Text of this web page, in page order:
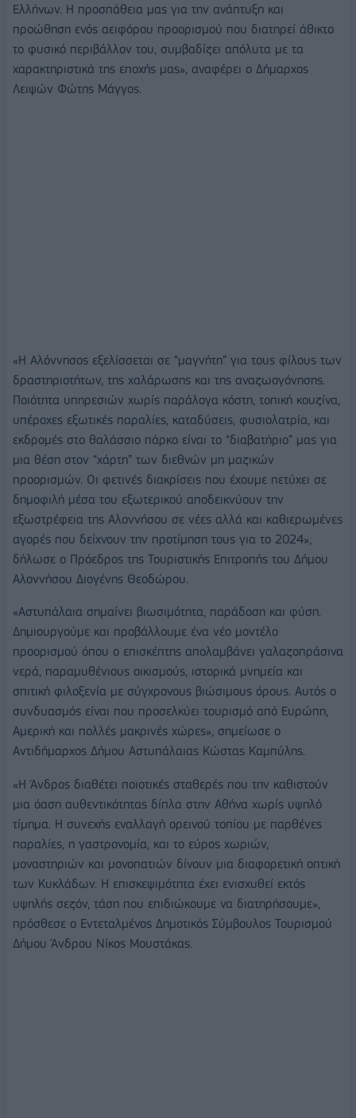
Ελλήνων. Η προσπάθεια μας για την ανάπτυξη και
προώθηση ενός αειφόρου προορισμού που διατηρεί άθικτο
το φυσικό περιβάλλον του, συμβαδίζει απόλυτα με τα
χαρακτηριστικά της εποχής μας», αναφέρει ο Δήμαρχος
Λειψών Φώτης Μάγγος.
«Η Αλόννησος εξελίσσεται σε “μαγνήτη” για τους φίλους των
δραστηριοτήτων, της χαλάρωσης και της αναζωογόνησης.
Ποιότητα υπηρεσιών χωρίς παράλογα κόστη, τοπική κουζίνα,
υπέροχες εξωτικές παραλίες, καταδύσεις, φυσιολατρία, και
εκδρομές στο θαλάσσιο πάρκο είναι το “διαβατήριο” μας για
μια θέση στον “χάρτη” των διεθνών μη μαζικών
προορισμών. Οι φετινές διακρίσεις που έχουμε πετύχει σε
δημοφιλή μέσα του εξωτερικού αποδεικνύουν την
εξωστρέφεια της Αλοννήσου σε νέες αλλά και καθιερωμένες
αγορές που δείχνουν την προτίμηση τους για το 2024»,
δήλωσε ο Πρόεδρος της Τουριστικής Επιτροπής του Δήμου
Αλοννήσου Διογένης Θεοδώρου.
«Αστυπάλαια σημαίνει βιωσιμότητα, παράδοση και φύση.
Δημιουργούμε και προβάλλουμε ένα νέο μοντέλο
προορισμού όπου ο επισκέπτης απολαμβάνει γαλαζοπράσινα
νερά, παραμυθένιους οικισμούς, ιστορικά μνημεία και
σπιτική φιλοξενία με σύγχρονους βιώσιμους όρους. Αυτός ο
συνδυασμός είναι που προσελκύει τουρισμό από Ευρώπη,
Αμερική και πολλές μακρινές χώρες», σημείωσε ο
Αντιδήμαρχος Δήμου Αστυπάλαιας Κώστας Καμπύλης.
«Η Άνδρος διαθέτει ποιοτικές σταθερές που την καθιστούν
μια όαση αυθεντικότητας δίπλα στην Αθήνα χωρίς υψηλό
τίμημα. Η συνεχής εναλλαγή ορεινού τοπίου με παρθένες
παραλίες, η γαστρονομία, και το εύρος χωριών,
μοναστηριών και μονοπατιών δίνουν μια διαφορετική οπτική
των Κυκλάδων. Η επισκεψιμότητα έχει ενισχυθεί εκτός
υψηλής σεζόν, τάση που επιδιώκουμε να διατηρήσουμε»,
πρόσθεσε ο Εντεταλμένος Δημοτικός Σύμβουλος Τουρισμού
Δήμου Άνδρου Νίκος Μουστάκας.